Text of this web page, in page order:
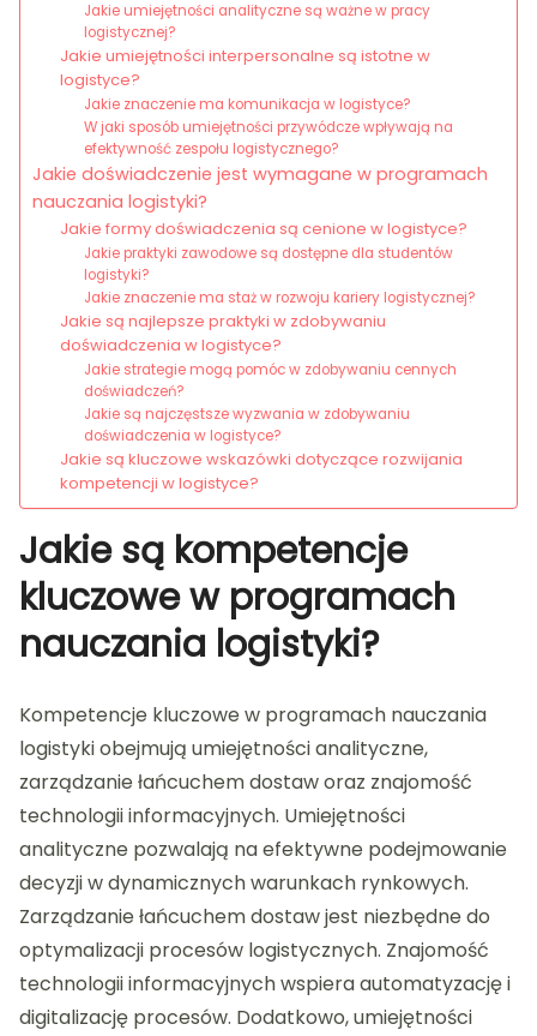
Jakie umiejętności analityczne są ważne w pracy
logistycznej?
Jakie umiejętności interpersonalne są istotne w
logistyce?
Jakie znaczenie ma komunikacja w logistyce?
W jaki sposób umiejętności przywódcze wpływają na
efektywność zespołu logistycznego?
Jakie doświadczenie jest wymagane w programach
nauczania logistyki?
Jakie formy doświadczenia są cenione w logistyce?
Jakie praktyki zawodowe są dostępne dla studentów
logistyki?
Jakie znaczenie ma staż w rozwoju kariery logistycznej?
Jakie są najlepsze praktyki w zdobywaniu
doświadczenia w logistyce?
Jakie strategie mogą pomóc w zdobywaniu cennych
doświadczeń?
Jakie są najczęstsze wyzwania w zdobywaniu
doświadczenia w logistyce?
Jakie są kluczowe wskazówki dotyczące rozwijania
kompetencji w logistyce?
Jakie są kompetencje
kluczowe w programach
nauczania logistyki?
Kompetencje kluczowe w programach nauczania
logistyki obejmują umiejętności analityczne,
zarządzanie łańcuchem dostaw oraz znajomość
technologii informacyjnych. Umiejętności
analityczne pozwalają na efektywne podejmowanie
decyzji w dynamicznych warunkach rynkowych.
Zarządzanie łańcuchem dostaw jest niezbędne do
optymalizacji procesów logistycznych. Znajomość
technologii informacyjnych wspiera automatyzację i
digitalizację procesów. Dodatkowo, umiejętności